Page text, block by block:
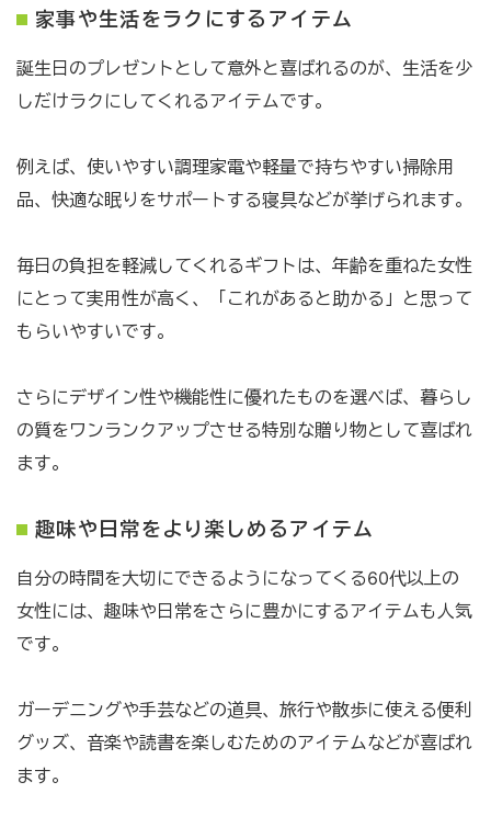
家事や生活をラクにするアイテム
誕生日のプレゼントとして意外と喜ばれるのが、生活を少
しだけラクにしてくれるアイテムです。
例えば、使いやすい調理家電や軽量で持ちやすい掃除用
品、快適な眠りをサポートする寝具などが挙げられます。
毎日の負担を軽減してくれるギフトは、年齢を重ねた女性
にとって実用性が高く、「これがあると助かる」と思って
もらいやすいです。
さらにデザイン性や機能性に優れたものを選べば、暮らし
の質をワンランクアップさせる特別な贈り物として喜ばれ
ます。
趣味や日常をより楽しめるアイテム
自分の時間を大切にできるようになってくる60代以上の
女性には、趣味や日常をさらに豊かにするアイテムも人気
です。
ガーデニングや手芸などの道具、旅行や散歩に使える便利
グッズ、音楽や読書を楽しむためのアイテムなどが喜ばれ
ます。